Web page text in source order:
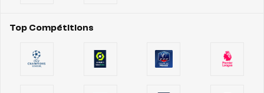
Top Compétitions